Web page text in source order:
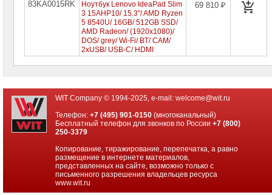
83KA0015RK
Ноутбук Lenovo IdeaPad Slim
3 15AHP10/ 15.3"/ AMD Ryzen
5 8540U/ 16GB/ 512GB SSD/
AMD Radeon/ (1920x1080)/
DOS/ grey/ Wi-Fi/ BT/ CAM/
2xUSB/ USB-C/ HDMI
69 810 ₽
WIT Company © 1994-2025, e-mail: welcome@wit.ru
Телефон:+7 (495) 901-0150 (многоканальный)
Бесплатный телефон для звонков по России+7 (800)
250-3379
Копирование, тиражирование, перепечатка, а равно
размещение в интернете материалов,
представленных на сайте, возможно только с
письменного разрешения владельцев ресурса
www.wit.ru